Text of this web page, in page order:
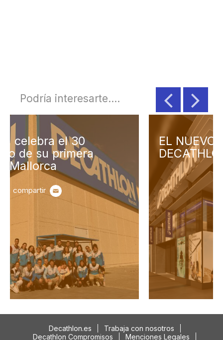
Podría interesarte....
EL NUEVO HORIZONTE DE
DECATHLON
compartir
Decathlon.es
Trabaja con nosotros
Decathlon Compromisos
Menciones Legales